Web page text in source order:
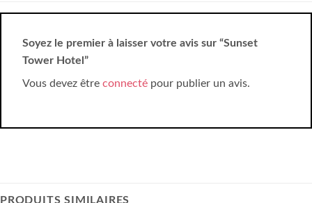
Soyez le premier à laisser votre avis sur “Sunset
Tower Hotel”
Vous devez être connecté pour publier un avis.
PRODUITS SIMILAIRES